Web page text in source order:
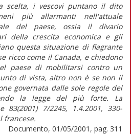
scelta, i vescovi puntano il dito
più allarmanti nell'attuale
del paese, ossia il divario
della crescita economica e gli
questa situazione di flagrante
ricco come il Canada, e chiedono
paese di mobilitarsi contro un
di vista, altro non è se non il
governata dalle sole regole del
la legge del più forte. La
83(2001) 7/2245, 1.4.2001, 330-
francese.
Documento, 01/05/2001, pag. 311